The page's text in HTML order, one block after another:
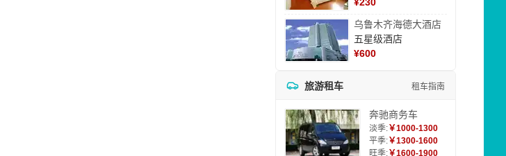
¥230
乌鲁木齐海德大酒店
五星级酒店
¥600
旅游租车 租车指南
奔驰商务车
淡季:￥1000-1300
平季:￥1300-1600
旺季:￥1600-1900